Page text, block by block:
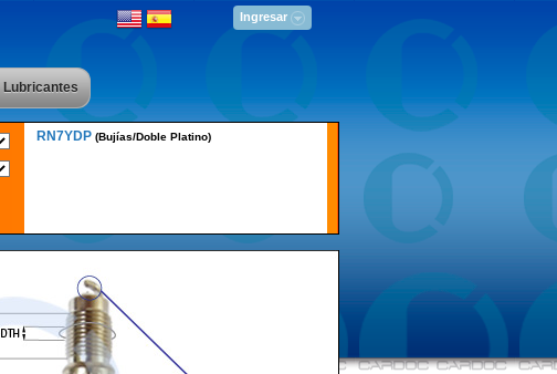
Ingresar
Lubricantes
RN7YDP (Bujías/Doble Platino)